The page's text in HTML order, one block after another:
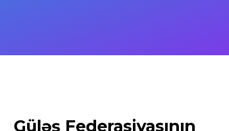
Güləş Federasiyasının